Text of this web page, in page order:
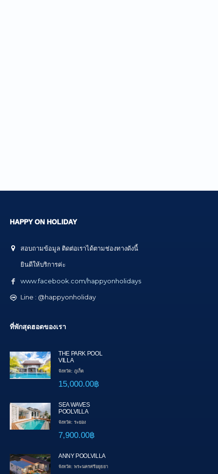
HAPPY ON HOLIDAY
สอบถามข้อมูล ติดต่อเราได้ตามช่องทางดังนี้
ยินดีให้บริการค่ะ
www.facebook.com/happyonholidays
Line : @happyonholiday
ที่พักสุดฮอตของเรา
THE PARK POOL
VILLA
จังหวัด: ภูเก็ต
15,000.00฿
SEA WAVES
POOLVILLA
จังหวัด: ระยอง
7,900.00฿
ANNY POOLVILLA
จังหวัด: พระนครศรีอยุธยา